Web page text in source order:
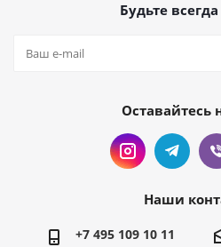
Будьте
Оставайтесь
Наши
+7 495 109 10 11